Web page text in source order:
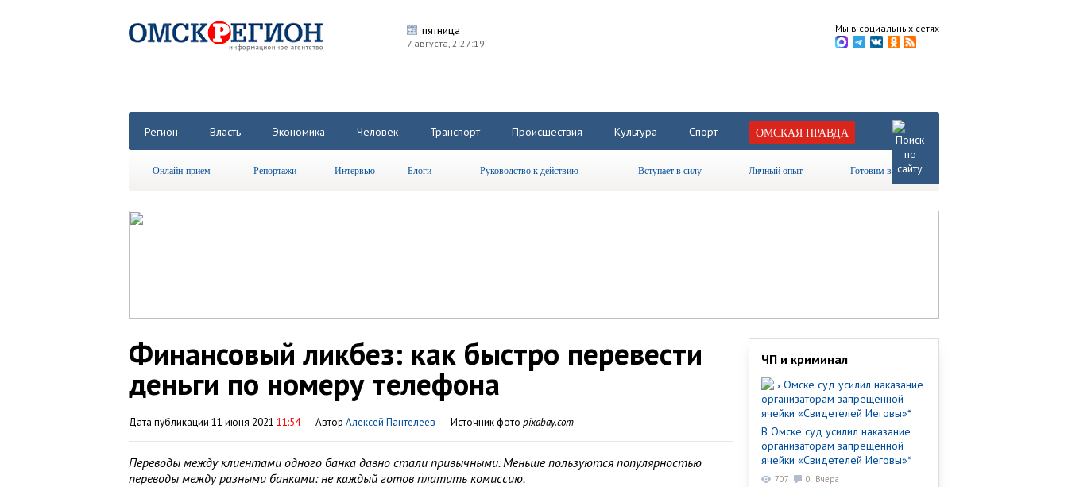
пятница
7 августа, 2:27:20
Мы в социальных сетях
Регион Власть Экономика Человек Транспорт Происшествия Культура Спорт ОМСКАЯ ПРАВДА
Онлайн-прием Репортажи Интервью Блоги Руководство к действию Вступает в силу Личный опыт Готовим вместе
Финансовый ликбез: как быстро перевести
деньги по номеру телефона
Дата публикации 11 июня 2021 11:54 Автор Алексей Пантелеев Источник фото pixabay.com
Переводы между клиентами одного банка давно стали привычными. Меньше пользуются популярностью
переводы между разными банками: не каждый готов платить комиссию.
ЧП и криминал
В Омске суд усилил наказание
организаторам запрещенной
ячейки «Свидетелей Иеговы»*
707 0 Вчера